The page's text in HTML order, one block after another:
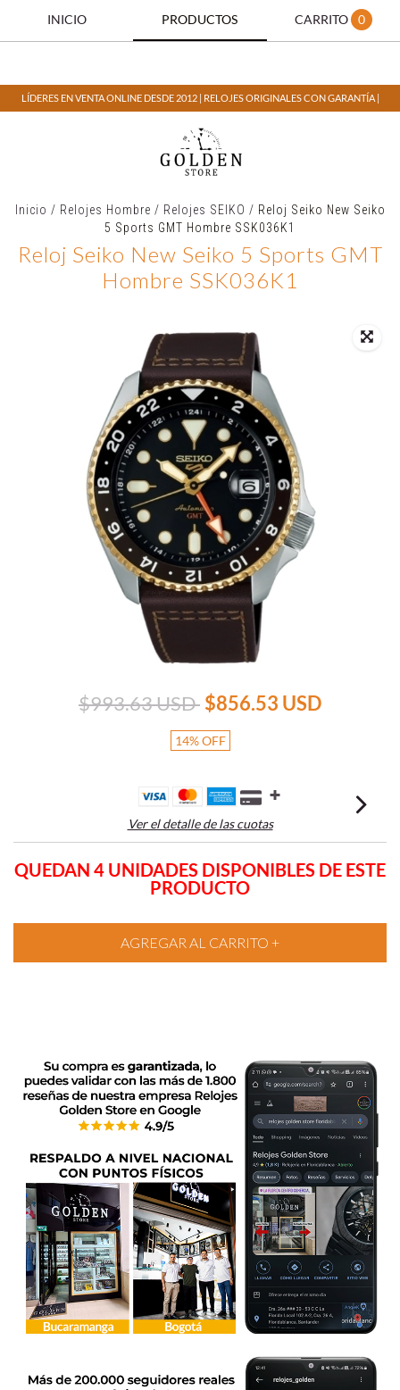
INICIO PRODUCTOS CARRITO 0
LÍDERES EN VENTA ONLINE DESDE 2012 | RELOJES ORIGINALES CON GARANTÍA |
Inicio / Relojes Hombre / Relojes SEIKO / Reloj Seiko New Seiko
5 Sports GMT Hombre SSK036K1
Reloj Seiko New Seiko 5 Sports GMT
Hombre SSK036K1
$993.63 USD $856.53 USD
14%OFF
Ver el detalle de las cuotas
QUEDAN 4 UNIDADES DISPONIBLES DE ESTE
PRODUCTO